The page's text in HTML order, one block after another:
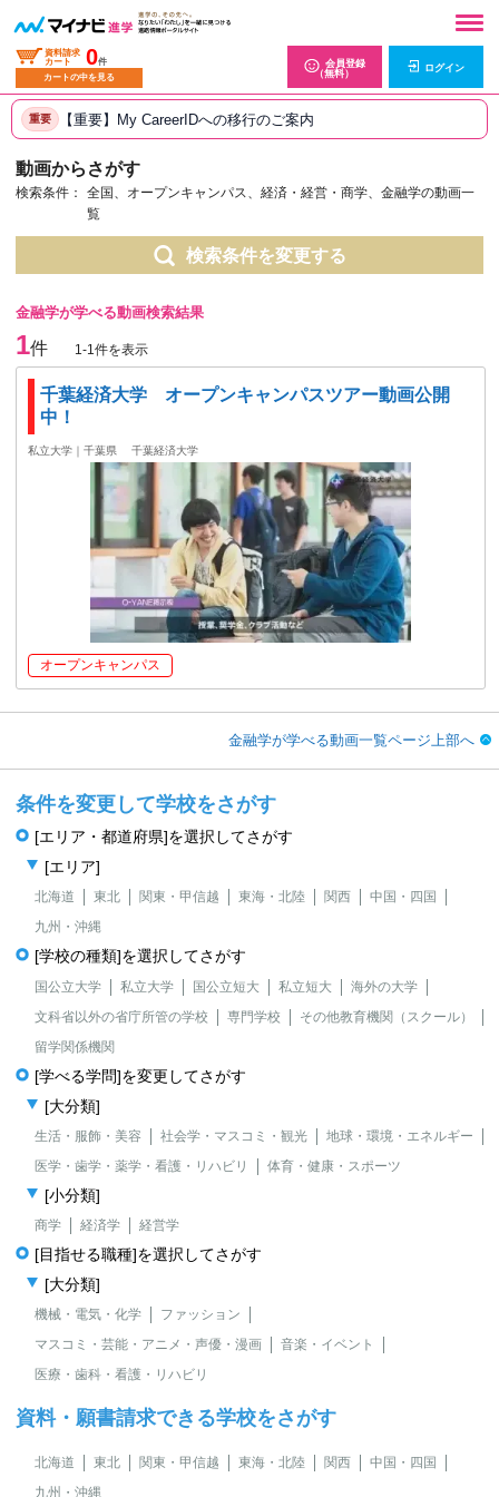
資料請求
カート
0件
カートの中を見る
会員登録
（無料）
ログイン
重要 【重要】My CareerIDへの移行のご案内
動画からさがす
検索条件：
全国、オープンキャンパス、経済・経営・商学、金融学の動画一
覧
検索条件を変更する
金融学が学べる動画検索結果
1件 1-1件を表示
千葉経済大学 オープンキャンパスツアー動画公開
中！
私立大学｜千葉県 千葉経済大学
オープンキャンパス
金融学が学べる動画一覧ページ上部へ
条件を変更して学校をさがす
[エリア・都道府県]を選択してさがす
[エリア]
北海道 東北 関東・甲信越 東海・北陸 関西
中国・四国
九州・沖縄
[学校の種類]を選択してさがす
国公立大学 私立大学 国公立短大 私立短大
海外の大学
文科省以外の省庁所管の学校
専門学校
その他教育機関（スクール）
留学関係機関
[学べる学問]を変更してさがす
[大分類]
生活・服飾・美容 社会学・マスコミ・観光
地球・環境・エネルギー
医学・歯学・薬学・看護・リハビリ
体育・健康・スポーツ
[小分類]
商学 経済学 経営学
[目指せる職種]を選択してさがす
[大分類]
機械・電気・化学
ファッション
マスコミ・芸能・アニメ・声優・漫画
音楽・イベント
医療・歯科・看護・リハビリ
資料・願書請求できる学校をさがす
北海道 東北 関東・甲信越 東海・北陸 関西
中国・四国
九州・沖縄